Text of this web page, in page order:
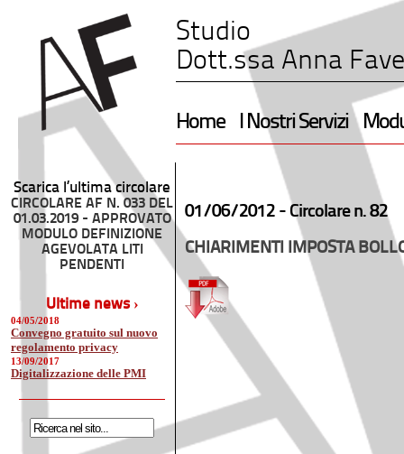
Studio
Dott.ssa Anna
Home I Nostri Servizi
Scarica l’ultima circolare
CIRCOLARE AF N. 033 DEL
01.03.2019 - APPROVATO
MODULO DEFINIZIONE
AGEVOLATA LITI
PENDENTI
Ultime news ›
04/05/2018
Convegno gratuito sul nuovo
regolamento privacy
13/09/2017
Digitalizzazione delle PMI
01/06/2012 - Circolare n. 82
CHIARIMENTI IMPOSTA